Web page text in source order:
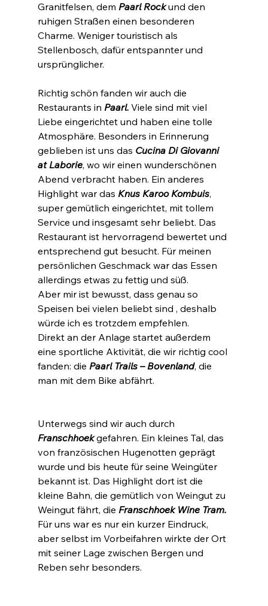
Granitfelsen, dem Paarl Rock und den
ruhigen Straßen einen besonderen
Charme. Weniger touristisch als
Stellenbosch, dafür entspannter und
ursprünglicher.
Richtig schön fanden wir auch die
Restaurants in Paarl. Viele sind mit viel
Liebe eingerichtet und haben eine tolle
Atmosphäre. Besonders in Erinnerung
geblieben ist uns das Cucina Di Giovanni
at Laborie, wo wir einen wunderschönen
Abend verbracht haben. Ein anderes
Highlight war das Knus Karoo Kombuis,
super gemütlich eingerichtet, mit tollem
Service und insgesamt sehr beliebt. Das
Restaurant ist hervorragend bewertet und
entsprechend gut besucht. Für meinen
persönlichen Geschmack war das Essen
allerdings etwas zu fettig und süß.
Aber mir ist bewusst, dass genau so
Speisen bei vielen beliebt sind , deshalb
würde ich es trotzdem empfehlen.
Direkt an der Anlage startet außerdem
eine sportliche Aktivität, die wir richtig cool
fanden: die Paarl Trails – Bovenland, die
man mit dem Bike abfährt.
Unterwegs sind wir auch durch
Franschhoek gefahren. Ein kleines Tal, das
von französischen Hugenotten geprägt
wurde und bis heute für seine Weingüter
bekannt ist. Das Highlight dort ist die
kleine Bahn, die gemütlich von Weingut zu
Weingut fährt, die Franschhoek Wine Tram.
Für uns war es nur ein kurzer Eindruck,
aber selbst im Vorbeifahren wirkte der Ort
mit seiner Lage zwischen Bergen und
Reben sehr besonders.